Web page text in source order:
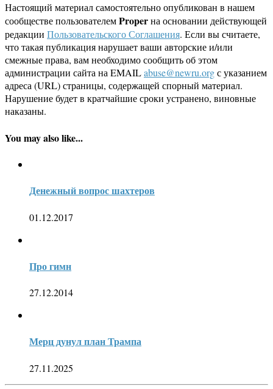
Настоящий материал самостоятельно опубликован в нашем
сообществе пользователемProperна основании действующей
редакции Пользовательского Соглашения. Если вы считаете,
что такая публикация нарушает ваши авторские и/или
смежные права, вам необходимо сообщить об этом
администрации сайта на EMAILabuse@newru.orgс указанием
адреса (URL) страницы, содержащей спорный материал.
Нарушение будет в кратчайшие сроки устранено, виновные
наказаны.
You may also like...
Денежный вопрос шахтеров
01.12.2017
Про гимн
27.12.2014
Мерц дунул план Трампа
27.11.2025